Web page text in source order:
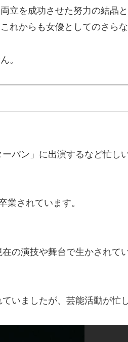
立を成功させた努力の結晶
れからも女優としてのさら
。
パン」に出演するなど忙し
業されています。
の演技や舞台で生かされてい
いましたが、芸能活動が忙